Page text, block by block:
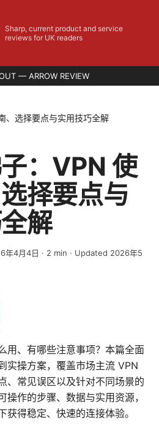
Sharp, current product and service
reviews for UK readers
— ARROW REVIEW
、选择要点与实用技巧全解
：VPN 使
择要点与
解
年4月4日 · 2 min · Updated 2026年5
用、有哪些注意事项？本篇全面
实操方案，覆盖市场主流 VPN
、常见误区以及针对不同场景的
操作的步骤、数据与实用资源，
获得稳定、快速的连接体验。